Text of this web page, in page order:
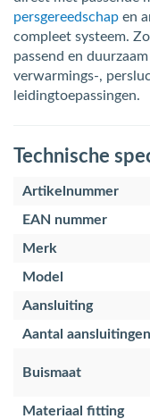
persgereedschap en
compleet systeem.
passend en
verwarmings-,
leidingtoepassingen.
Technische
Artikelnummer
EAN nummer
Merk
Model
Aansluiting
Aantal aansluitingen
Buismaat
Materiaal fitting